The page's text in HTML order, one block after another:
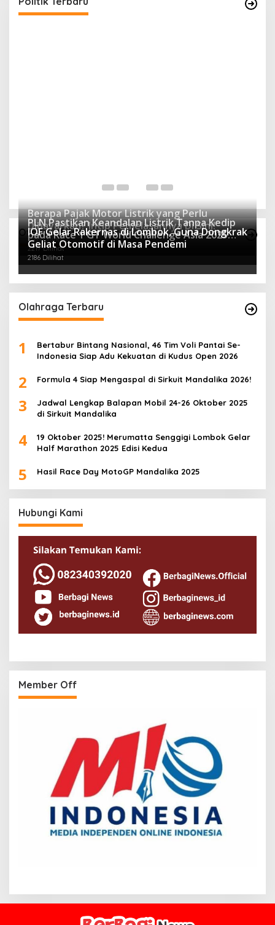
Otomotif Terpopuler
Berapa Pajak Motor Listrik yang Perlu
Dibayarkan? Intip Penjelasannya Di Sini!
2433 Dilihat
PLN Pastikan Keandalan Listrik Tanpa Kedip
pada Race 1 GT World Challenge Asia 2025
Mandalika
2217 Dilihat
IOF Gelar Rakernas di Lombok, Guna Dongkrak
Geliat Otomotif di Masa Pendemi
2186 Dilihat
Olahraga Terbaru
1
Bertabur Bintang Nasional, 46 Tim Voli Pantai Se-
Indonesia Siap Adu Kekuatan di Kudus Open 2026
2 Formula 4 Siap Mengaspal di Sirkuit Mandalika 2026!
3
Jadwal Lengkap Balapan Mobil 24-26 Oktober 2025
di Sirkuit Mandalika
4
19 Oktober 2025! Merumatta Senggigi Lombok Gelar
Half Marathon 2025 Edisi Kedua
5 Hasil Race Day MotoGP Mandalika 2025
Hubungi Kami
Member Off